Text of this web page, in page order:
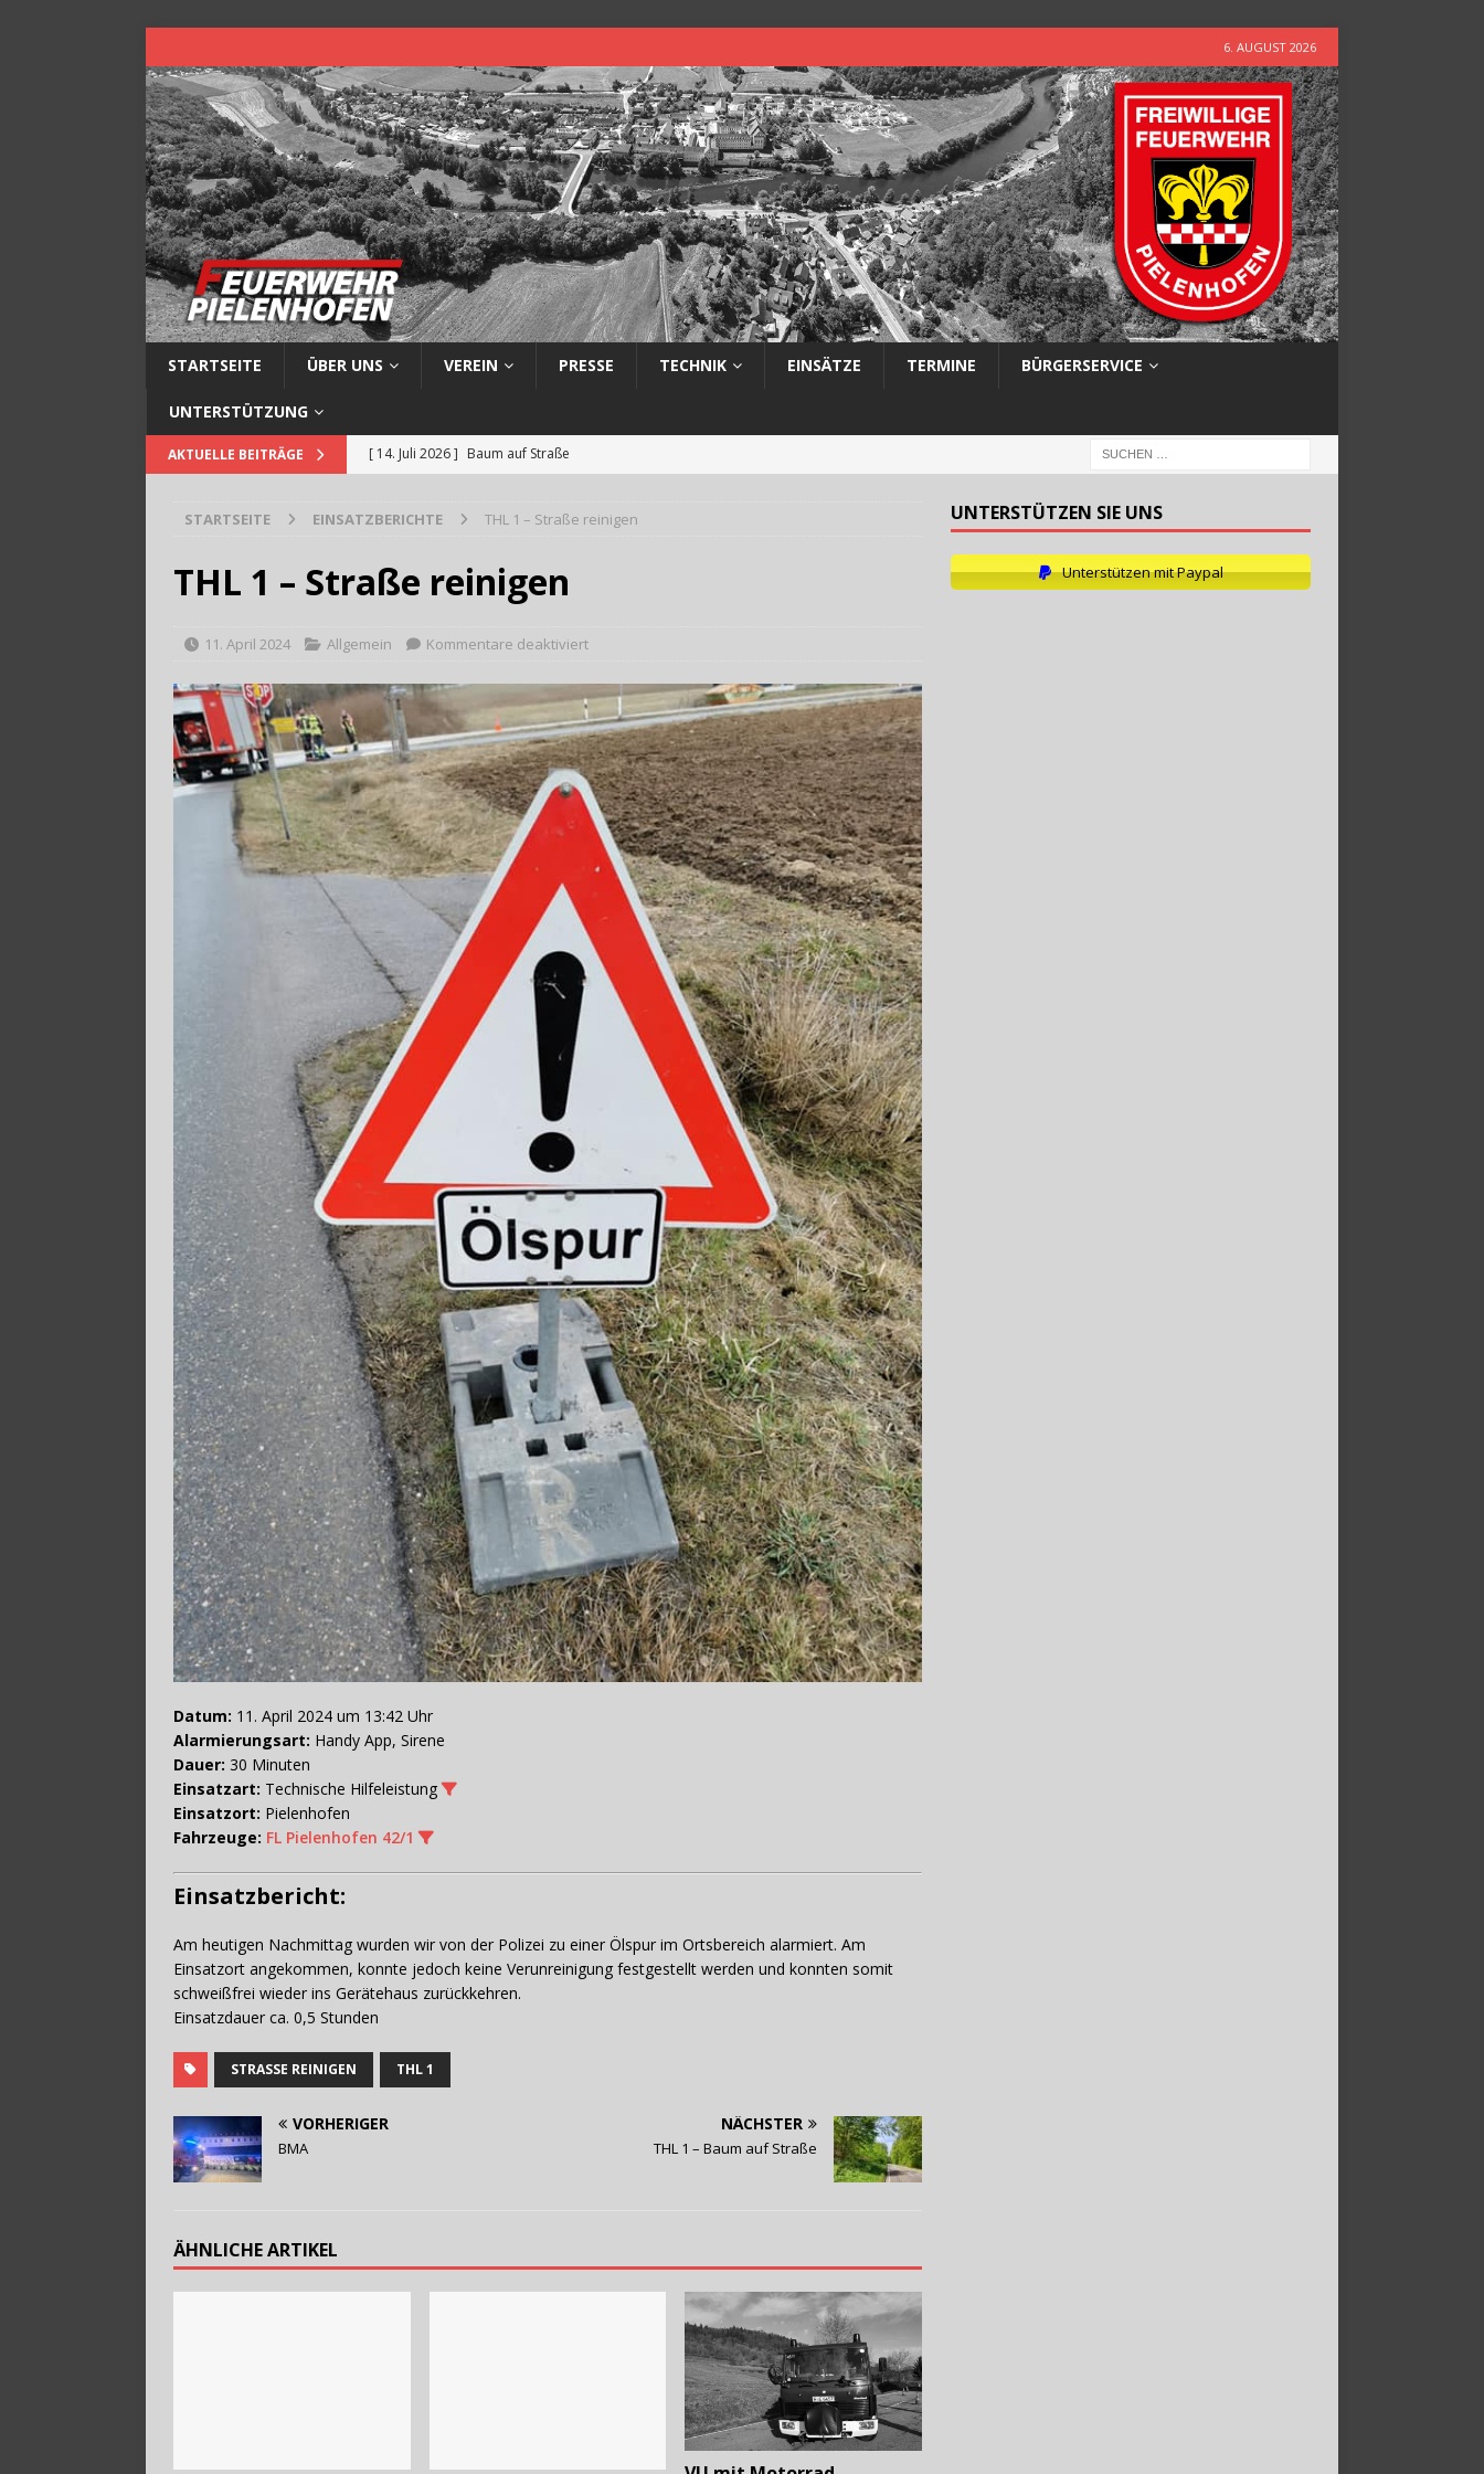
6. AUGUST 2026
STARTSEITE ÜBER UNS VEREIN PRESSE TECHNIK EINSÄTZE TERMINE BÜRGERSERVICE
UNTERSTÜTZUNG
AKTUELLE BEITRÄGE [ 14. Juli 2026 ] Baum auf Straße
[ 28. Juli 2026 ]
Tragehilfe
STARTSEITE EINSATZBERICHTE THL 1 – Straße reinigen
THL 1 – Straße reinigen
11. April 2024 Allgemein Kommentare deaktiviert
Datum: 11. April 2024 um 13:42 Uhr
Alarmierungsart: Handy App, Sirene
Dauer: 30 Minuten
Einsatzart: Technische Hilfeleistung
Einsatzort: Pielenhofen
Fahrzeuge: FL Pielenhofen 42/1
Einsatzbericht:
Am heutigen Nachmittag wurden wir von der Polizei zu einer Ölspur im Ortsbereich alarmiert. Am
Einsatzort angekommen, konnte jedoch keine Verunreinigung festgestellt werden und konnten somit
schweißfrei wieder ins Gerätehaus zurückkehren.
Einsatzdauer ca. 0,5 Stunden
STRASSE REINIGEN THL 1
VORHERIGER
BMA
NÄCHSTER
THL 1 – Baum auf Straße
ÄHNLICHE ARTIKEL
UNTERSTÜTZEN SIE UNS
Unterstützen mit Paypal